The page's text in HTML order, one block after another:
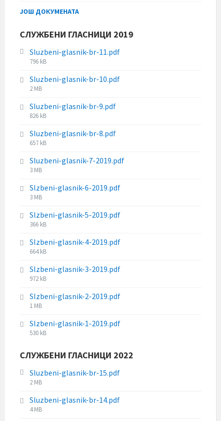
:i
e
l
i
z
e
ЈОШ ДОКУМЕНАТА
СЛУЖБЕНИ ГЛАСНИЦИ 2019
Sluzbeni-glasnik-br-11.pdf
F
l
e
i
z
e
:
796 kB
Sluzbeni-glasnik-br-10.pdf
F
l
e
i
z
e
:
2 MB
Sluzbeni-glasnik-br-9.pdf
F
l
e
i
z
e
:
826 kB
Sluzbeni-glasnik-br-8.pdf
F
l
e
i
z
e
:
657 kB
Sluzbeni-glasnik-7-2019.pdf
F
l
e
i
z
e
:
3 MB
Slzbeni-glasnik-6-2019.pdf
F
l
e
i
z
e
:
3 MB
Slzbeni-glasnik-5-2019.pdf
F
l
e
i
z
e
:
366 kB
Slzbeni-glasnik-4-2019.pdf
F
l
e
i
z
e
:
664 kB
Slzbeni-glasnik-3-2019.pdf
F
l
e
i
z
:
972 kB
Slzbeni-glasnik-2-2019.pdf
F
l
e
i
e
:
1 MB
Slzbeni-glasnik-1-2019.pdf
F
l
s
i
e
:
530 kB
СЛУЖБЕНИ ГЛАСНИЦИ 2022
Sluzbeni-glasnik-br-15.pdf
F
l
e
2 MB
Sluzbeni-glasnik-br-14.pdf
F
4 MB